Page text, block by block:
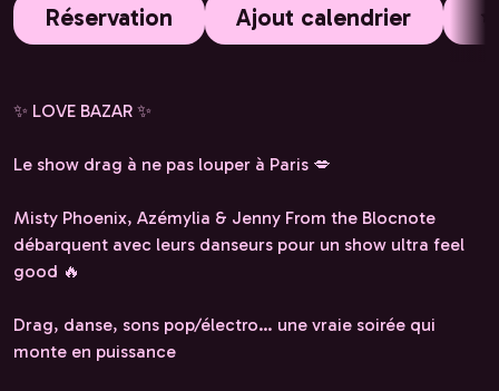
Réservation Ajout calendrier
✨ LOVE BAZAR ✨
Le show drag à ne pas louper à Paris 💋
Misty Phoenix, Azémylia & Jenny From the Blocnote
débarquent avec leurs danseurs pour un show ultra feel
good 🔥
Drag, danse, sons pop/électro… une vraie soirée qui
monte en puissance